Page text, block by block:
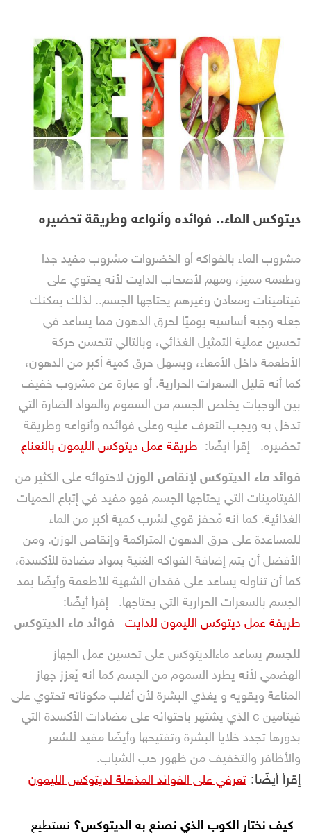
ديتوكس الماء.. فوائده وأنواعه وطريقة تحضيره
مشروب الماء بالفواكه أو الخضروات مشروب مفيد جدا
وطعمه مميز، ومهم لأصحاب الدايت لأنه يحتوي على
فيتامينات ومعادن وغيرهم يحتاجها الجسم.. لذلك يمكنك
جعله وجبه أساسيه يوميًا لحرق الدهون مما يساعد في
تحسين عملية التمثيل الغذائي، وبالتالي تتحسن حركة
الأطعمة داخل الأمعاء، ويسهل حرق كمية أكبر من الدهون،
كما أنه قليل السعرات الحرارية. أو عبارة عن مشروب خفيف
بين الوجبات يخلص الجسم من السموم والمواد الضارة التي
تدخل به ويجب التعرف عليه وعلى فوائده وأنواعه وطريقة
تحضيره.
إقرأ أيضًا: طريقة عمل ديتوكس الليمون بالنعناع
فوائد ماء الديتوكس لإنقاص الوزن لاحتوائه على الكثير من
الفيتامينات التي يحتاجها الجسم فهو مفيد في إتباع الحميات
الغذائية. كما أنه مُحفز قوي لشرب كمية أكبر من الماء
للمساعدة على حرق الدهون المتراكمة وإنقاص الوزن. ومن
الأفضل أن يتم إضافة الفواكه الغنية بمواد مضادة للأكسدة،
كما أن تناوله يساعد على فقدان الشهية للأطعمة وأيضًا يمد
الجسم بالسعرات الحرارية التي يحتاجها.
إقرأ أيضًا:
طريقة عمل ديتوكس الليمون للدايت
فوائد ماء الديتوكس
للجسم يساعد ماءالديتوكس على تحسين عمل الجهاز
الهضمي لأنه يطرد السموم من الجسم كما أنه يُعزز جهاز
المناعة ويقويه و يغذي البشرة لأن أغلب مكوناته تحتوي على
فيتامين c الذي يشتهر باحتوائه على مضادات الأكسدة التي
بدورها تجدد خلايا البشرة وتفتيحها وأيضًا مفيد للشعر
والأظافر والتخفيف من ظهور حب الشباب.
إقرأ أيضًا: تعرفي على الفوائد المذهلة لديتوكس الليمون
كيف نختار الكوب الذي نصنع به الديتوكس؟ نستطيع